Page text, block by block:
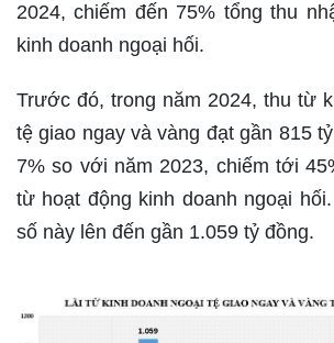
2024, chiếm đến 75% tổng thu
kinh doanh ngoại hối.
Trước đó, trong năm 2024, thu từ
tệ giao ngay và vàng đạt gần 815
7% so với năm 2023, chiếm tới
từ hoạt động kinh doanh ngoại
số này lên đến gần 1.059 tỷ đồng.